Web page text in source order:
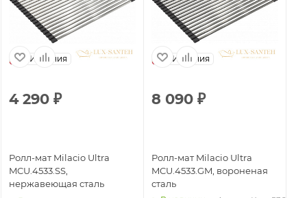
Испания
4 290 ₽
Ролл-мат Milacio Ultra
MCU.4533.SS,
нержавеющая сталь
Испания
8 090 ₽
Ролл-мат Milacio Ultra
MCU.4533.GM, вороненая
сталь